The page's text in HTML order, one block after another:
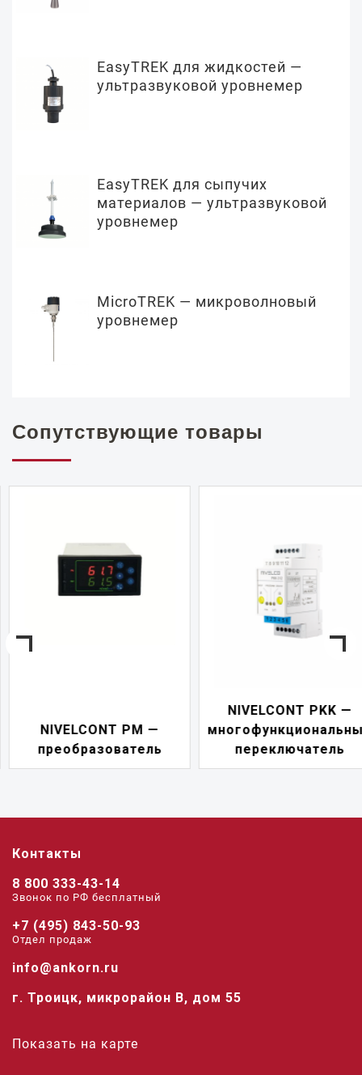
EasyTREK для жидкостей —
ультразвуковой уровнемер
EasyTREK для сыпучих
материалов — ультразвуковой
уровнемер
MicroTREK — микроволновый
уровнемер
Сопутствующие товары
NIVELCONT PM —
преобразователь
NIVELCONT PKK —
переключатель
Контакты
8 800 333-43-14
Звонок по РФ беcплатный
+7 (495) 843-50-93
Отдел продаж
info@ankorn.ru
г. Троицк, микрорайон В, дом 55
Показать на карте